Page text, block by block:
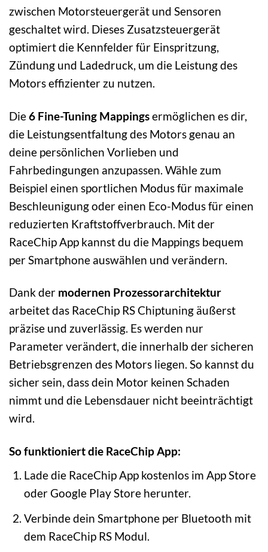
zwischen Motorsteuergerät und Sensoren
geschaltet wird. Dieses Zusatzsteuergerät
optimiert die Kennfelder für Einspritzung,
Zündung und Ladedruck, um die Leistung des
Motors effizienter zu nutzen.
Die6 Fine-Tuning Mappingsermöglichen es dir,
die Leistungsentfaltung des Motors genau an
deine persönlichen Vorlieben und
Fahrbedingungen anzupassen. Wähle zum
Beispiel einen sportlichen Modus für maximale
Beschleunigung oder einen Eco-Modus für einen
reduzierten Kraftstoffverbrauch. Mit der
RaceChip App kannst du die Mappings bequem
per Smartphone auswählen und verändern.
Dank der modernen Prozessorarchitektur
arbeitet das RaceChip RS Chiptuning äußerst
präzise und zuverlässig. Es werden nur
Parameter verändert, die innerhalb der sicheren
Betriebsgrenzen des Motors liegen. So kannst du
sicher sein, dass dein Motor keinen Schaden
nimmt und die Lebensdauer nicht beeinträchtigt
wird.
So funktioniert die RaceChip App:
Lade die RaceChip App kostenlos im App Store
oder Google Play Store herunter.
Verbinde dein Smartphone per Bluetooth mit
dem RaceChip RS Modul.